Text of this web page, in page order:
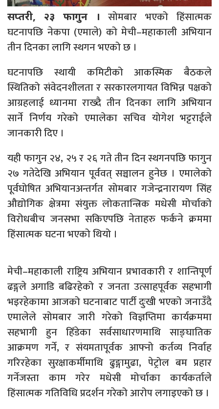
सप्तरी, २३ फागुन ।
सोमबार भएको हिंसात्मक
घटनापछि नेकपा (एमाले) को मेची–महाकाली अभियान
तीन दिनका लागि स्थगन भएको छ ।
घटनापछि स्थायी कमिटीको आकस्मिक बैठकले
स्थितिको संवेदनशीलता र सरकारलगायत विभिन्न पक्षको
आग्रहलाई ध्यानमा राख्दै तीन दिनका लागि अभियान
सार्ने निर्णय गरेको एमालेका सचिव योगेश भट्टराईले
जानकारी दिए ।
यही फागुन २४, २५ र २६ गते तीन दिन स्थगनपछि फागुन
२७ गतेदेखि अभियान पूर्ववत् सञ्चालन हुनेछ । एमालेको
पूर्वघोषित अभियानअन्तर्गत सोमबार गजेन्द्रनारायण सिंह
औद्योगिक क्षेत्रमा संयुक्त लोकतान्त्रिक मधेसी मोर्चाको
विरोधबीच जनसभा सकिएपछि नेताहरु फर्कने क्रममा
हिंसात्मक घटना भएको थियो ।
मेची–महाकाली राष्ट्रिय अभियान प्रभावकारी र शान्तिपूर्ण
ढङ्गले अगाडि बढिरहेको र जनता उत्साहपूर्वक सहभागी
भइरहेकामा आजको घटनाबाट पार्टी दुःखी भएको जनाउँदै
एमालेले सोमबार जारी गरेको विज्ञप्तिमा कार्यक्रममा
सहभागी हुन हिँडेका सर्वसाधारणमाथि साङ्घातिक
आक्रमण गर्ने, र संयमतापूर्वक आफ्नो कर्तव्य निर्वाह
गरिरहेका सुरक्षाकर्मीमाथि ढुङ्गामुढा, पेट्रोल बम प्रहार
गर्नेजस्ता काम गरेर मधेसी मोर्चाका कार्यकर्ताले
हिंसात्मक गतिविधि प्रदर्शन गरेको आरोप लगाइएको छ ।